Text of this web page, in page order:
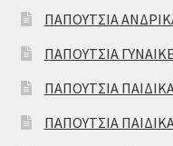
ΠΑΠΟΥΤΣΙΑ
ΠΑΠΟΥΤΣΙΑ
ΠΑΠΟΥΤΣΙΑ
ΠΑΠΟΥΤΣΙΑ